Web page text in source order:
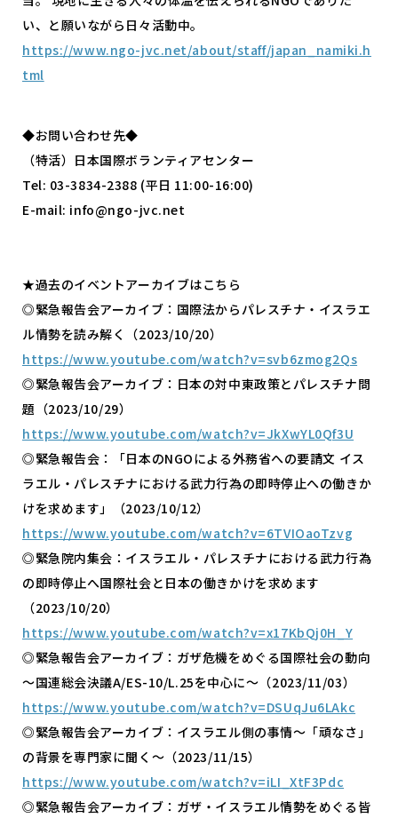
い、と願いながら日々活動中。
https://www.ngo-jvc.net/about/staff/japan_namiki.h
tml
◆お問い合わせ先◆
（特活）日本国際ボランティアセンター
Tel: 03-3834-2388 (平日 11:00-16:00)
E-mail: info@ngo-jvc.net
★過去のイベントアーカイブはこちら
◎緊急報告会アーカイブ：国際法からパレスチナ・イスラエ
ル情勢を読み解く（2023/10/20）
https://www.youtube.com/watch?v=svb6zmog2Qs
◎緊急報告会アーカイブ：日本の対中東政策とパレスチナ問
題（2023/10/29）
https://www.youtube.com/watch?v=JkXwYL0Qf3U
◎緊急報告会：「日本のNGOによる外務省への要請文 イス
ラエル・パレスチナにおける武力行為の即時停止への働きか
けを求めます」（2023/10/12）
https://www.youtube.com/watch?v=6TVIOaoTzvg
◎緊急院内集会：イスラエル・パレスチナにおける武力行為
の即時停止へ国際社会と日本の働きかけを求めます
（2023/10/20）
https://www.youtube.com/watch?v=x17KbQj0H_Y
◎緊急報告会アーカイブ：ガザ危機をめぐる国際社会の動向
～国連総会決議A/ES-10/L.25を中心に～（2023/11/03）
https://www.youtube.com/watch?v=DSUqJu6LAkc
◎緊急報告会アーカイブ：イスラエル側の事情〜「頑なさ」
の背景を専門家に聞く〜（2023/11/15）
https://www.youtube.com/watch?v=iLI_XtF3Pdc
◎緊急報告会アーカイブ：ガザ・イスラエル情勢をめぐる皆